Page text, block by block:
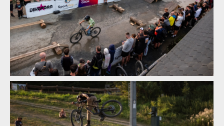
Norco Enduro Race Morávka - Jára Sijka / Enduroserie.cz
Norco Enduro Race Morávka - Jára Sijka / Enduroserie.cz
Norco Enduro Race Morávka - Jára Sijka / Enduroserie.cz
Norco Enduro Race Morávka - Jára Sijka / Enduroserie.cz
Norco Enduro Race Morávka - Jára Sijka / Enduroserie.cz
Norco Enduro Race Morávka - Jára Sijka / Enduroserie.cz
Norco Enduro Race Morávka - Jára Sijka / Enduroserie.cz
Norco Enduro Race Morávka - Jára Sijka / Enduroserie.cz